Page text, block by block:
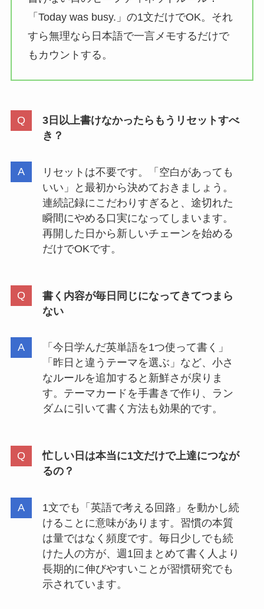
「Today was busy.」の1文だけでOK。それ
すら無理なら日本語で一言メモするだけで
もカウントする。
3日以上書けなかったらもうリセットすべ
き？
リセットは不要です。「空白があっても
いい」と最初から決めておきましょう。
連続記録にこだわりすぎると、途切れた
瞬間にやめる口実になってしまいます。
再開した日から新しいチェーンを始める
だけでOKです。
書く内容が毎日同じになってきてつまら
ない
「今日学んだ英単語を1つ使って書く」
「昨日と違うテーマを選ぶ」など、小さ
なルールを追加すると新鮮さが戻りま
す。テーマカードを手書きで作り、ラン
ダムに引いて書く方法も効果的です。
忙しい日は本当に1文だけで上達につなが
るの？
1文でも「英語で考える回路」を動かし続
けることに意味があります。習慣の本質
は量ではなく頻度です。毎日少しでも続
けた人の方が、週1回まとめて書く人より
長期的に伸びやすいことが習慣研究でも
示されています。